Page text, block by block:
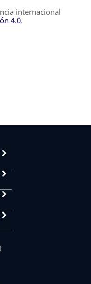
internacional
4.0.